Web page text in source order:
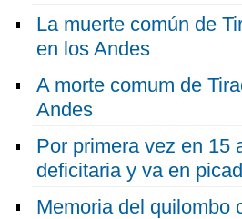
La muerte común de
en los Andes
A morte comum de
Andes
Por primera vez en 15
deficitaria y va en
Memoria del quilombo